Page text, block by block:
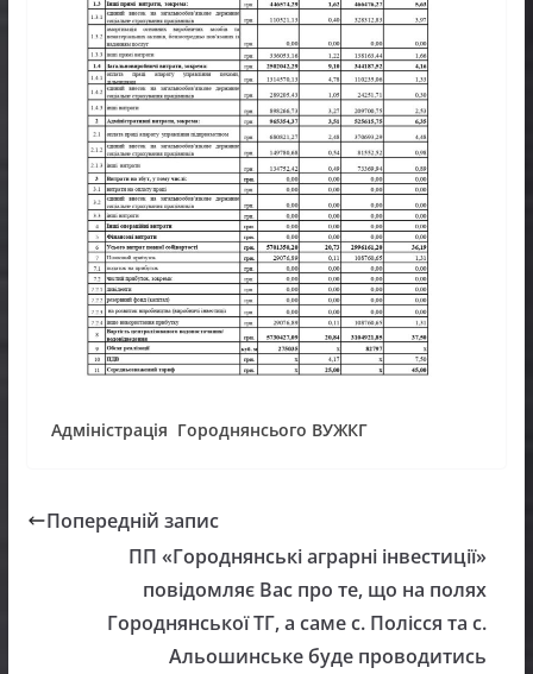
Адміністрація Городнянсього ВУЖКГ
Попередній запис
ПП «Городнянські аграрні інвестиції»
повідомляє Вас про те, що на полях
Городнянської ТГ, а саме с. Полісся та с.
Альошинське буде проводитись